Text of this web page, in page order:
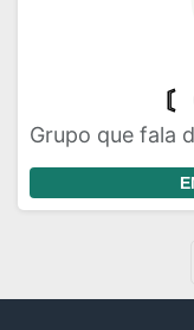
Grupo que fala